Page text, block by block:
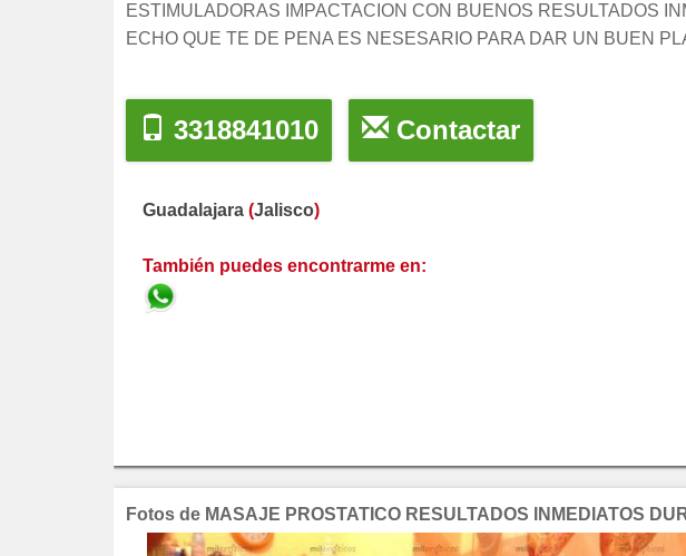
ESTIMULADORAS IMPACTACION CON BUENOS RESULTADOS
ECHO QUE TE DE PENA ES NESESARIO PARA DAR UN BUEN
3318841010 Contactar
Guadalajara (Jalisco)
También puedes encontrarme en:
Fotos de MASAJE PROSTATICO RESULTADOS INMEDIATOS